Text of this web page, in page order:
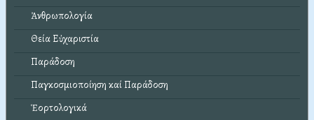
Ἀνθρωπολογία
Θεία Εὐχαριστία
Παράδοση
Παγκοσμιοποίηση καί Παράδοση
Ἑορτολογικά